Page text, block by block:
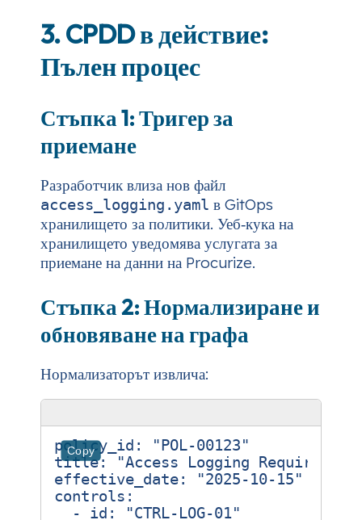
3. CPDD в действие:
Пълен процес
Стъпка 1: Тригер за
приемане
Разработчик влиза нов файл
access_logging.yaml в GitOps
хранилището за политики. Уеб‑кука на
хранилището уведомява услугата за
приемане на данни на Procurize.
Стъпка 2: Нормализиране и
обновяване на графа
Нормализаторът извлича:
Copy
policy_id :
"POL-00123"
title:
"Access Logging
effective_date:
"2025-10-15"
controls :
- id : "CTRL-LOG-01"